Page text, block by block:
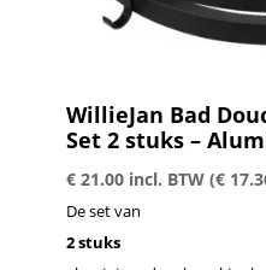
WillieJan Bad
Set 2 stuks –
€21.00 incl. BTW (€
De set van
2 stuks